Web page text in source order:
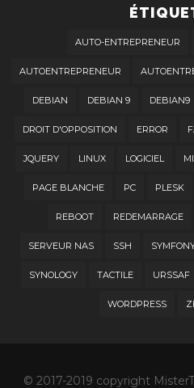
AUTO-ENTREPRENEUR
AUTOENTREPRENEUR
DEBIAN DEBIAN 9 DEBIAN9
DROIT D'OPPOSITION ERROR
JQUERY LINUX LOGICIEL
PAGE BLANCHE PC PLESK
REBOOT REDEMARRAGE
SERVEUR NAS SSH
SYNOLOGY TACTILE URSSAF
WORDPRESS
© 2017-2019 copyright